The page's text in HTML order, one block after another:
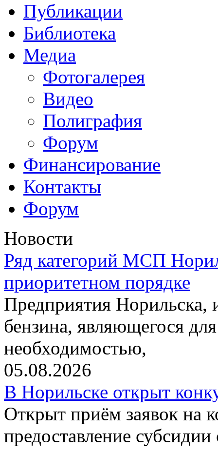
Публикации
Библиотека
Медиа
Фотогалерея
Видео
Полиграфия
Форум
Финансирование
Контакты
Форум
Новости
Ряд категорий МСП
приоритетном порядке
Предприятия
бензина, являющегося
необходимостью,
05.08.2026
В Норильске открыт
Открыт приём заявок на
предоставление